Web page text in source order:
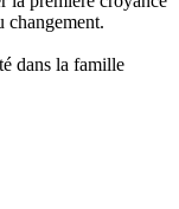
changement.
dans la famille